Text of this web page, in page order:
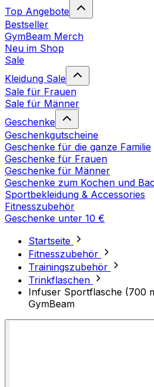
Top Angebote
Bestseller
GymBeam Merch
Neu im Shop
Sale
Kleidung Sale
Sale für Frauen
Sale für Männer
Geschenke
Geschenkgutscheine
Geschenke für die ganze Familie
Geschenke für Frauen
Geschenke für Männer
Geschenke zum Kochen und
Sportbekleidung & Accessories
Fitnesszubehör
Geschenke unter 10 €
Startseite
Fitnesszubehör
Trainingszubehör
Trinkflaschen
Infuser Sportflasche (700
GymBeam